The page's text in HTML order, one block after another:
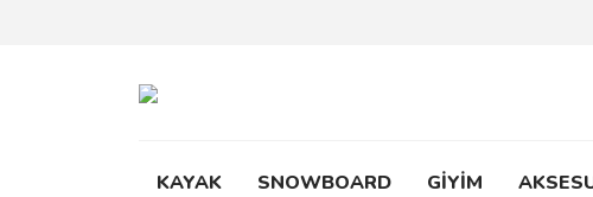
KAYAK SNOWBOARD GİYİM